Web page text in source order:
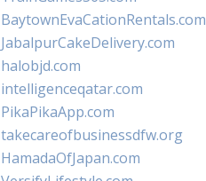
BaytownEvaCationRentals.com
JabalpurCakeDelivery.com
halobjd.com
intelligenceqatar.com
PikaPikaApp.com
takecareofbusinessdfw.org
HamadaOfJapan.com